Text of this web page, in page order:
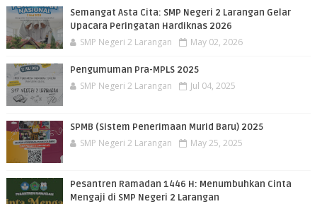
Semangat Asta Cita: SMP Negeri 2 Larangan Gelar
Upacara Peringatan Hardiknas 2026
SMP Negeri 2 Larangan May 02, 2026
Pengumuman Pra-MPLS 2025
SMP Negeri 2 Larangan Jul 04, 2025
SPMB (Sistem Penerimaan Murid Baru) 2025
SMP Negeri 2 Larangan May 25, 2025
Pesantren Ramadan 1446 H: Menumbuhkan Cinta
Mengaji di SMP Negeri 2 Larangan